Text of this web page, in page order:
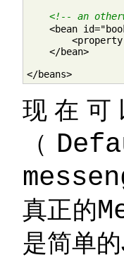
<!-- an
<bean
    </bean>
</beans>
现在
（
真正的
是简单